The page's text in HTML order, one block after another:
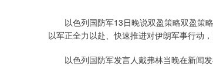
以色列国防军13日晚说双盈策略双盈策略
以军正全力以赴、快速推进对伊朗军事行动，
以色列国防军发言人戴弗林当晚在新闻发